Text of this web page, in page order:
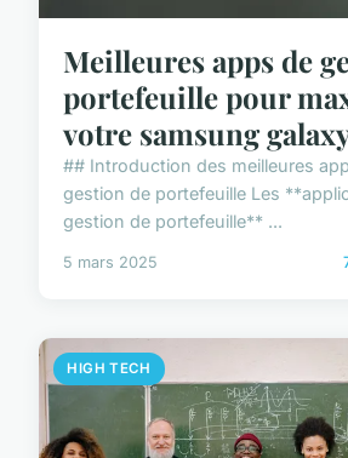
Meilleures apps de
portefeuille pour
votre samsung
## Introduction des meilleures
gestion de portefeuille Les
gestion de portefeuille** ...
5 mars 2025
HIGH TECH